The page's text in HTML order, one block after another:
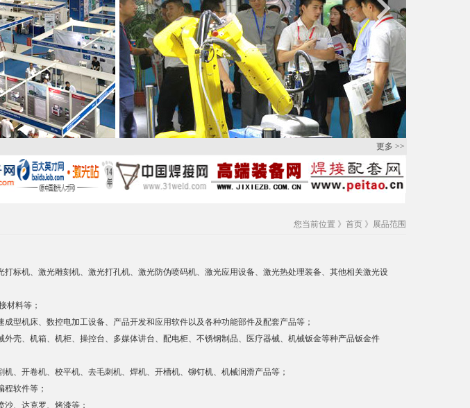
更多 >>
您当前位置 》 首页 》展品范围
标机、激光雕刻机、激光打孔机、激光防伪喷码机、激光应用设备、激光热处理装备、其他相关激光设
材料等；
型机床、数控电加工设备、产品开发和应用软件以及各种功能部件及配套产品等；
壳、机箱、机柜、操控台、多媒体讲台、配电柜、不锈钢制品、医疗器械、机械钣金等种产品钣金件
、开卷机、校平机、去毛刺机、焊机、开槽机、铆钉机、机械润滑产品等；
软件等；
、达克罗、烤漆等；